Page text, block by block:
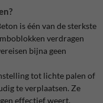
is één van de sterkste
verdragen
bijna geen
tot lichte palen of
te verplaatsen. Ze
effectief weert.